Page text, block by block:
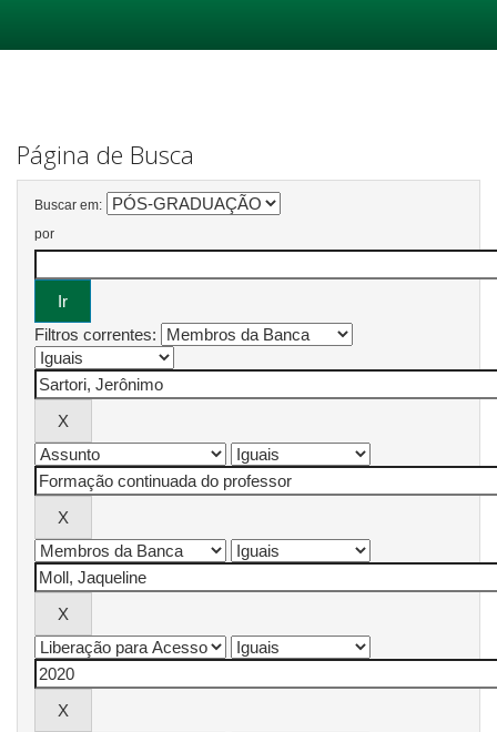
Página de Busca
Buscar em:
por
Filtros correntes: